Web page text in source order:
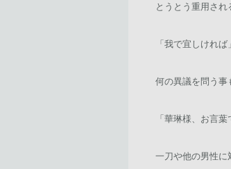
とうとう重用され
「我で宜しければ」
何の異議を問う事
「華琳様、お言
一刀や他の男性に